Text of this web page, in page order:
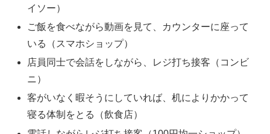
イソー）
ご飯を食べながら動画を見て、カウンターに座って
いる（スマホショップ）
店員同士で会話をしながら、レジ打ち接客（コンビ
ニ）
客がいなく暇そうにしていれば、机によりかかって
寝る体制をとる（飲食店）